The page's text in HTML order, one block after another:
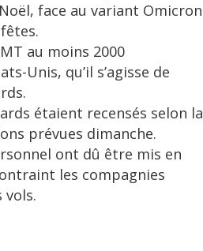
face au variant Omicron
au moins 2000
Unis, qu’il s’agisse de
étaient recensés selon la
prévues dimanche.
ont dû être mis en
les compagnies
vols.